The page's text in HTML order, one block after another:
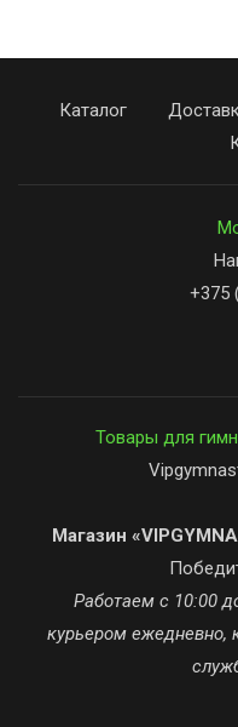
Каталог
+375
Товары для
Магазин
Работаем с 10:00
курьером ежедневно,